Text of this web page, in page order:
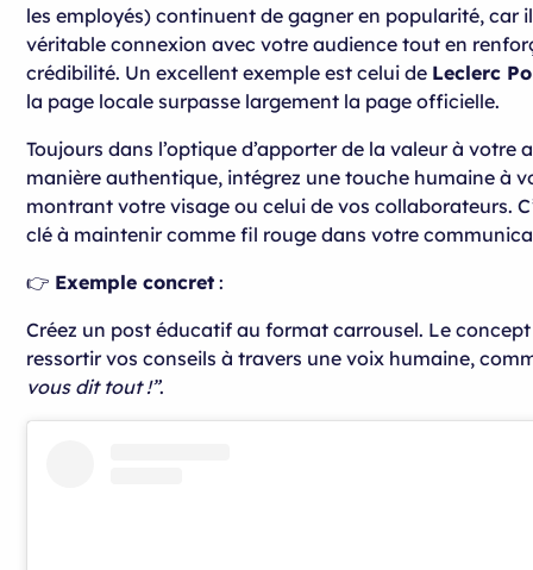
les employés) continuent de gagner en popularité, car
véritable connexion avec votre audience tout en
crédibilité. Un excellent exemple est celui de Leclerc
la page locale surpasse largement la page officielle.
Toujours dans l’optique d’apporter de la valeur à votre
manière authentique, intégrez une touche humaine à
montrant votre visage ou celui de vos collaborateurs.
clé à maintenir comme fil rouge dans votre
👉 Exemple concret :
Créez un post éducatif au format carrousel. Le concept
ressortir vos conseils à travers une voix humaine,
vous dit tout !”.